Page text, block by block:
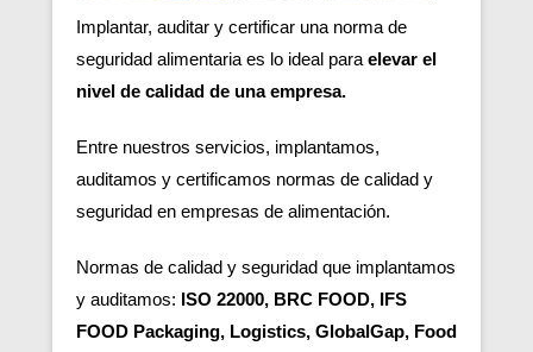
Implantar, auditar y certificar una norma de
seguridad alimentaria es lo ideal para elevar el
nivel de calidad de una empresa.
Entre nuestros servicios, implantamos,
auditamos y certificamos normas de calidad y
seguridad en empresas de alimentación.
Normas de calidad y seguridad que implantamos
y auditamos: ISO 22000, BRC FOOD, IFS
FOOD Packaging, Logistics, GlobalGap, Food